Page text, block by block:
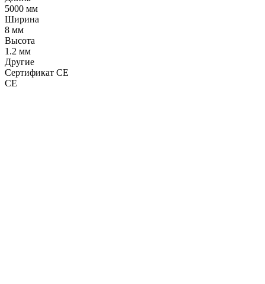
5000 мм
Ширина
8 мм
Высота
1.2 мм
Другие
Сертификат CE
CE